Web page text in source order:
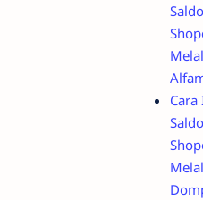
Saldo
Cara
Saldo